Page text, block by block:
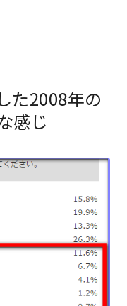
た2008年の
感じ